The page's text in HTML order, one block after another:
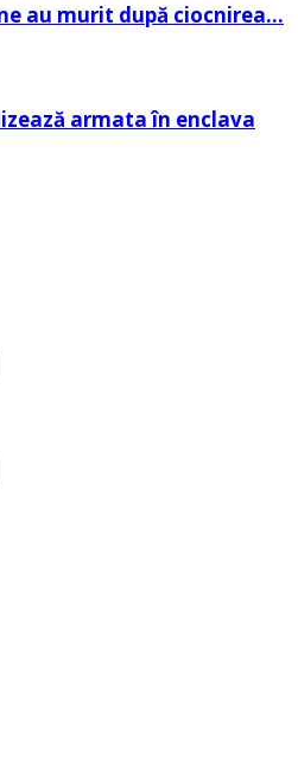
au murit după ciocnirea…
armata în enclava